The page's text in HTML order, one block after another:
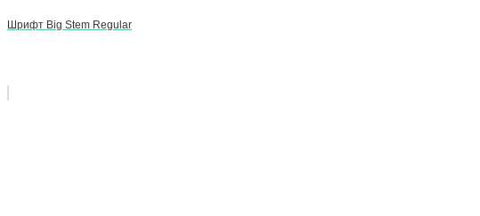
Шрифт Big Stem Regular